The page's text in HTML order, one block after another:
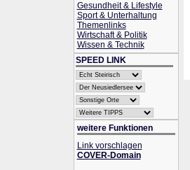
Gesundheit & Lifestyle
Sport & Unterhaltung
Themenlinks
Wirtschaft & Politik
Wissen & Technik
SPEED LINK
weitere Funktionen
Link vorschlagen
COVER-Domain